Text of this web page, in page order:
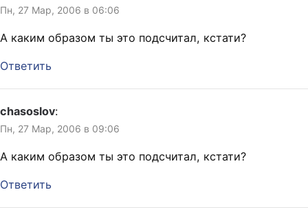
Пн, 27 Мар, 2006 в 06:06
А каким образом ты это подсчитал, кстати?
Ответить
chasoslov:
Пн, 27 Мар, 2006 в 09:06
А каким образом ты это подсчитал, кстати?
Ответить